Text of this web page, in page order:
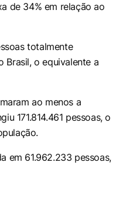
de 34% em relação ao
totalmente
Brasil, o equivalente a
ao menos a
171.814.461 pessoas, o
em 61.962.233 pessoas,